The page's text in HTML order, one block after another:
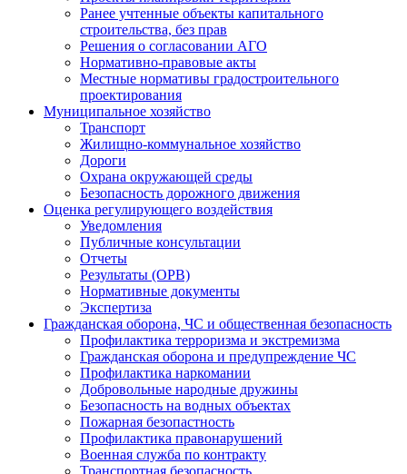
Ранее учтенные объекты капитального
строительства, без прав
Решения о согласовании АГО
Нормативно-правовые акты
Местные нормативы градостроительного
проектирования
Муниципальное хозяйство
Транспорт
Жилищно-коммунальное хозяйство
Дороги
Охрана окружающей среды
Безопасность дорожного движения
Оценка регулирующего воздействия
Уведомления
Публичные консультации
Отчеты
Результаты (ОРВ)
Нормативные документы
Экспертиза
Гражданская оборона, ЧС и общественная безопасность
Профилактика терроризма и экстремизма
Гражданская оборона и предупреждение ЧС
Профилактика наркомании
Добровольные народные дружины
Безопасность на водных объектах
Пожарная безопастность
Профилактика правонарушений
Военная служба по контракту
Транспортная безопасность